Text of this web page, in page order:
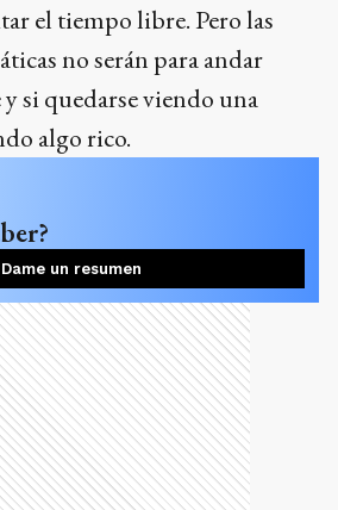
el tiempo libre. Pero las
no serán para andar
si quedarse viendo una
algo rico.
Dame un resumen